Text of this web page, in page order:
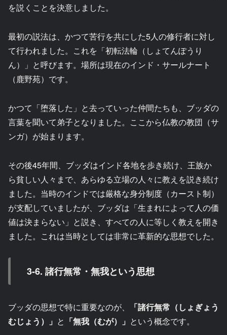
を説くことを決意しました。
最初の説法は、かつて苦行を共にした5人の修行者に対し
て行われました。これを「初転法輪（しょてんぽうり
ん）」と呼びます。場所は現在のインド・サールナート
（鹿野苑）です。
かつて「堕落した」と去っていった仲間たちも、ブッダの
言葉を聞いて弟子となりました。ここから仏教の教団（サ
ンガ）が始まります。
その後45年間、ブッダはインド各地を歩き続け、王族か
ら貧しい人々まで、あらゆる立場の人々に教えを説き続け
ました。当時のインドでは厳格な身分制度（カースト制）
が支配していましたが、ブッダは「生まれによって人の価
値は決まらない」と説き、すべての人に等しく教えを開き
ました。これは当時としては非常に革新的な思想でした。
3-6. 諸行無常・無我という思想
ブッダの思想で特に重要なのが、
「諸行無常（しょぎょう
むじょう）」 と 「無我（むが）」 という概念です。